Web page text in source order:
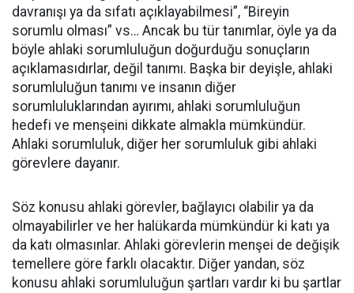
davranışı ya da sıfatı açıklayabilmesi”, “Bireyin
sorumlu olması” vs… Ancak bu tür tanımlar, öyle ya da
böyle ahlaki sorumluluğun doğurduğu sonuçların
açıklamasıdırlar, değil tanımı. Başka bir deyişle, ahlaki
sorumluluğun tanımı ve insanın diğer
sorumluluklarından ayırımı, ahlaki sorumluluğun
hedefi ve menşeini dikkate almakla mümkündür.
Ahlaki sorumluluk, diğer her sorumluluk gibi ahlaki
görevlere dayanır.
Söz konusu ahlaki görevler, bağlayıcı olabilir ya da
olmayabilirler ve her halükarda mümkündür ki katı ya
da katı olmasınlar. Ahlaki görevlerin menşei de değişik
temellere göre farklı olacaktır. Diğer yandan, söz
konusu ahlaki sorumluluğun şartları vardır ki bu şartlar